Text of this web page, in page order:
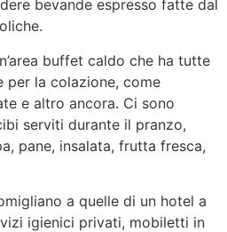
bevande espresso fatte dal
buffet caldo che ha tutte
per la colazione, come
e altro ancora. Ci sono
serviti durante il pranzo,
pane, insalata, frutta fresca,
a quelle di un hotel a
igienici privati, mobiletti in